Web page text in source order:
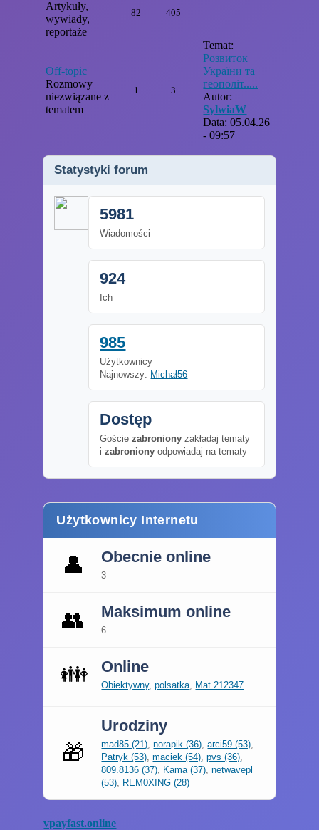
Artykuły,
wywiady,
reportaże
82 405
Off-topic
Rozmowy
niezwiązane z
tematem
1 3
Temat:
Розвиток
України та
геополіт.....
Autor:
SylwiaW
Data: 05.04.26
- 09:57
Statystyki forum
5981
Wiadomości
924
Ich
985
Użytkownicy
Najnowszy: Michał56
Dostęp
Gościezabroniony zakładaj tematy
izabroniony odpowiadaj na tematy
Użytkownicy Internetu
👤 Obecnie online
3
👥 Maksimum online
6
👪 Online
Obiektywny,polsatka, Mat.212347
🎁
Urodziny
mad85 (21),norapik (36),arci59 (53),
Patryk (53),maciek (54),pvs (36),
809.8136 (37), Kama (37),netwavepl
(53), REM0XING (28)
vpayfast.online